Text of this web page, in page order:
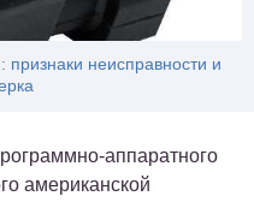
признаки неисправности и
аппаратного
американской